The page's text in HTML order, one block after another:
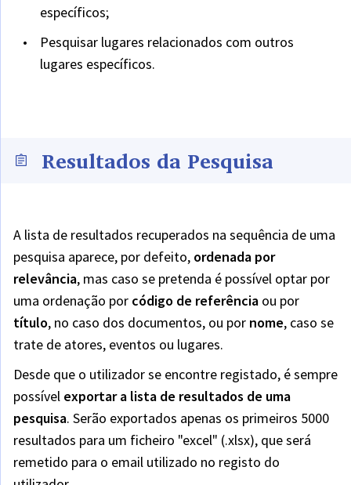
específicos;
Pesquisar lugares relacionados com outros
lugares específicos.
Resultados da Pesquisa
A lista de resultados recuperados na sequência de uma
pesquisa aparece, por defeito, ordenada por
relevância, mas caso se pretenda é possível optar por
uma ordenação por código de referência ou por
título, no caso dos documentos, ou por nome, caso se
trate de atores, eventos ou lugares.
Desde que o utilizador se encontre registado, é sempre
possível exportar a lista de resultados de uma
pesquisa. Serão exportados apenas os primeiros 5000
resultados para um ficheiro "excel" (.xlsx), que será
remetido para o email utilizado no registo do